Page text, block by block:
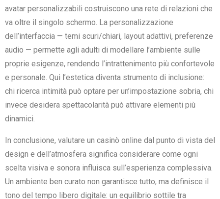
avatar personalizzabili costruiscono una rete di relazioni che
va oltre il singolo schermo. La personalizzazione
dell’interfaccia — temi scuri/chiari, layout adattivi, preferenze
audio — permette agli adulti di modellare l’ambiente sulle
proprie esigenze, rendendo l’intrattenimento più confortevole
e personale. Qui l’estetica diventa strumento di inclusione:
chi ricerca intimità può optare per un’impostazione sobria, chi
invece desidera spettacolarità può attivare elementi più
dinamici.
In conclusione, valutare un casinò online dal punto di vista del
design e dell’atmosfera significa considerare come ogni
scelta visiva e sonora influisca sull’esperienza complessiva.
Un ambiente ben curato non garantisce tutto, ma definisce il
tono del tempo libero digitale: un equilibrio sottile tra